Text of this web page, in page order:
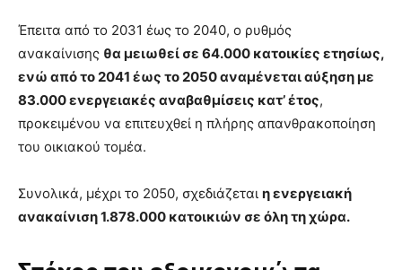
Έπειτα από το 2031 έως το 2040, ο ρυθμός
ανακαίνισης θα μειωθεί σε 64.000 κατοικίες ετησίως,
ενώ από το 2041 έως το 2050 αναμένεται αύξηση με
83.000 ενεργειακές αναβαθμίσεις κατ’ έτος,
προκειμένου να επιτευχθεί η πλήρης απανθρακοποίηση
του οικιακού τομέα.
Συνολικά, μέχρι το 2050, σχεδιάζεται η ενεργειακή
ανακαίνιση 1.878.000 κατοικιών σε όλη τη χώρα.